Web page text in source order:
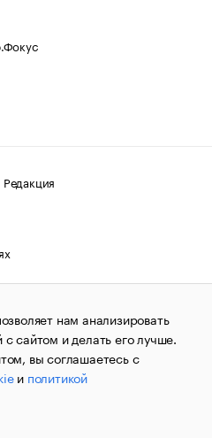
Редакция
соблюдении авторских прав
1995–2026.Сообщения
агентства «РБК»
службой по надзору в сфере
и массовых
09.12.2015 за номером ИА
пометкой «РБК». Отдельные
информацию,
нам анализировать
сайтом и делать его лучше.
вы соглашаетесь с
и политикой